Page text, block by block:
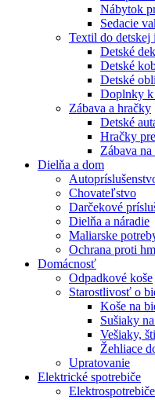
Nábytok
Sedacie
Textil do detskej
Detské
Detské
Detské
Doplnky k
Zábava a hračky
Detské
Hračky
Zábava na
Dielňa a dom
Chovateľstvo
Darčekové
Dielňa a náradie
Maliarske
Ochrana proti
Domácnosť
Odpadkové koše
Starostlivosť o
Koše na
Sušiaky
Vešiaky,
Žehliace
Upratovanie
Elektrické spotrebiče